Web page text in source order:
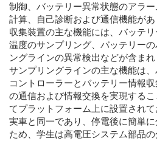
制御、バッテリー異常状態のアラ
計算、自己診断および通信機能が
収集装置の主な機能には、バッテリ
温度のサンプリング、バッテリー
ングラインの異常検出などが含ま
サンプリングラインの主な機能は
コントローラーとバッテリー情報
の通信および情報交換を実現する
てプラットフォーム上に設置され
実車と同一であり、停電後に簡単
ため、学生は高電圧システム部品